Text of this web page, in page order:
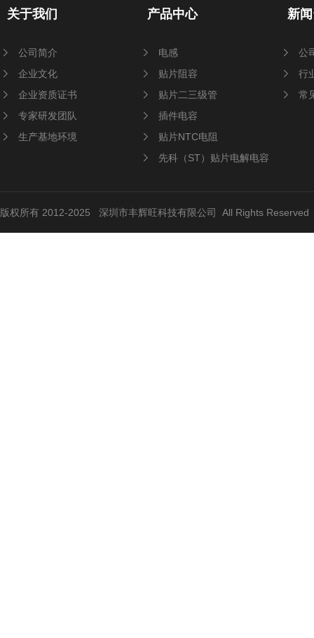
关于我们
公司简介
企业文化
企业资质证书
专家研发团队
生产基地环境
产品中心
电感
贴片阻容
贴片二三级管
插件电容
贴片NTC电阻
先科（ST）贴片电解电容
新
公
行
常
版权所有 2012-2025 深圳市丰辉旺科技有限公司 All Rights